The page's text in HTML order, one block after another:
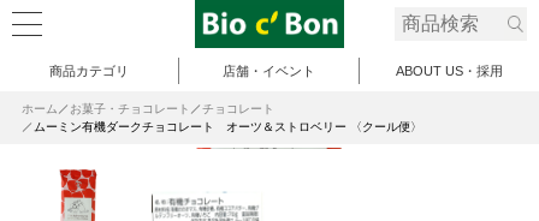
商品カテゴリ 店舗・イベント ABOUT US・採用
ホーム お菓子・チョコレート
チョコレート
ムーミン有機ダークチョコレート オーツ＆ストロベリー 〈クール便〉